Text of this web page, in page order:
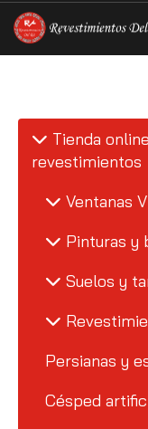
Tienda
revestimientos
Ventanas
Pinturas y
Suelos y
Persianas y
Césped